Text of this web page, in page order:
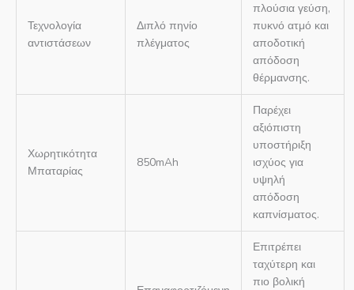
Τεχνολογία
αντιστάσεων
Διπλό πηνίο
πλέγματος
πλούσια γεύση,
πυκνό ατμό και
αποδοτική
απόδοση
θέρμανσης.
Χωρητικότητα
Μπαταρίας
850mAh
Παρέχει
αξιόπιστη
υποστήριξη
ισχύος για
υψηλή
απόδοση
καπνίσματος.
Επιτρέπει
ταχύτερη και
πιο βολική